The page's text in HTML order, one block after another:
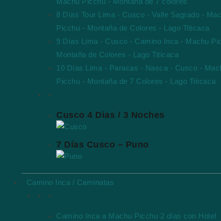
Machu Picchu - Montaña de 7 colores
8 Días Tour Lima - Cusco - Valle Sagrado -
Picchu - Montaña de Colores - Lago Titicaca
9 Días Lima - Cusco - Camino Inca - Machu
Montaña de Colores - Lago Titicaca
10 Días Lima - Paracas - Nasca - Cusco -
Picchu - Montaña de 7 Colores - Lago Titicaca
Cusco 4 Dias / 3 Noches
7 Días Cusco – Puno
Camino Inca / Caminatas
Camino Inca a Machu Picchu 2 días con Hotel